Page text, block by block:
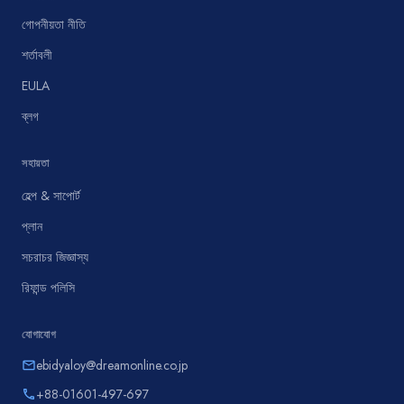
গোপনীয়তা নীতি
শর্তাবলী
EULA
ব্লগ
সহায়তা
হেল্প & সাপোর্ট
প্লান
সচরাচর জিজ্ঞাস্য
রিফান্ড পলিসি
যোগাযোগ
emailebidyaloy@dreamonline.co.jp
phone+88-01601-497-697